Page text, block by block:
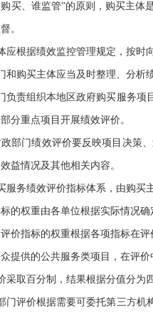
买、谁监管”的原则，购买主体
。
根据绩效监控管理规定，按时
购买主体应当及时整理、分析
负责组织本地区政府购买服务项
分重点项目开展绩效评价。
部门绩效评价要反映项目决策
益情况及其他相关内容。
务绩效评价指标体系，由购买
标的权重由各单位根据实际情况
评价指标的权重根据各项指标在
众提供的公共服务类项目，在评
取百分制，结果根据分值分为
门评价根据需要可委托第三方机